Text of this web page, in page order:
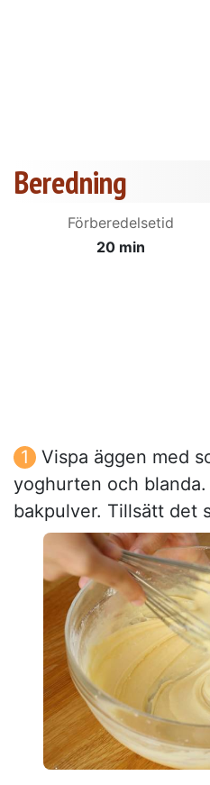
Beredning
Förberedelsetid
20 min
Vispa äggen med
yoghurten och
bakpulver. Tillsätt det